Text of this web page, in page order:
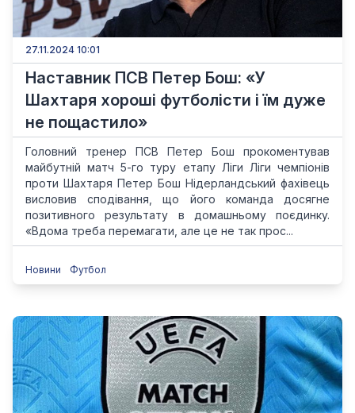
27.11.2024 10:01
Наставник ПСВ Петер Бош: «У
Шахтаря хороші футболісти і їм дуже
не пощастило»
Головний тренер ПСВ Петер Бош прокоментував
майбутній матч 5-го туру етапу Ліги Ліги чемпіонів
проти Шахтаря Петер Бош Нідерландський фахівець
висловив сподівання, що його команда досягне
позитивного результату в домашньому поєдинку.
«Вдома треба перемагати, але це не так прос...
Новини Футбол